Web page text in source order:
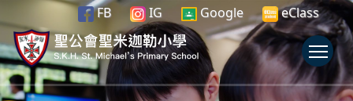
FB IG Google eClass